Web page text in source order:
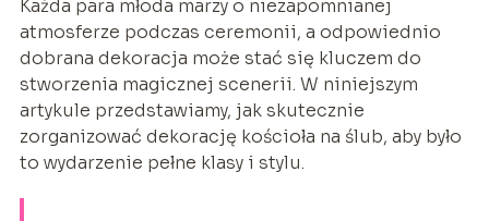
Każda para młoda marzy o niezapomnianej
atmosferze podczas ceremonii, a odpowiednio
dobrana dekoracja może stać się kluczem do
stworzenia magicznej scenerii. W niniejszym
artykule przedstawiamy, jak skutecznie
zorganizować dekorację kościoła na ślub, aby było
to wydarzenie pełne klasy i stylu.